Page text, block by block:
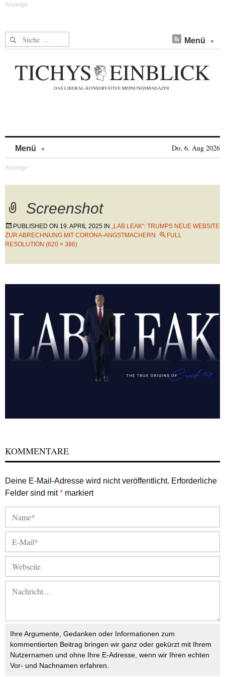
Suche nach: Menü
Menü Do, 6. Aug 2026
Screenshot
PUBLISHED ON 19. APRIL 2025 IN „LAB LEAK“: TRUMPS NEUE WEBSITE
ZUR ABRECHNUNG MIT CORONA-ANGSTMACHERN
FULL
RESOLUTION (620 × 386)
KOMMENTARE
Deine E-Mail-Adresse wird nicht veröffentlicht. Erforderliche
Felder sind mit* markiert
Ihre Argumente, Gedanken oder Informationen zum
kommentierten Beitrag bringen wir ganz oder gekürzt mit Ihrem
Nutzernamen und ohne Ihre E-Adresse, wenn wir Ihren echten
Vor- und Nachnamen erfahren.